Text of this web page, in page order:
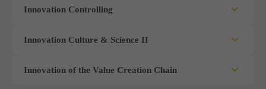
Innovation Controlling
Innovation Culture & Science II
Innovation of the Value Creation Chain